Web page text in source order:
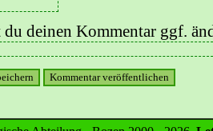
du deinen Kommentar ggf.